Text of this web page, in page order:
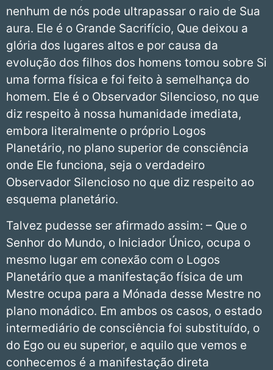
nenhum de nós pode ultrapassar o raio de Sua
aura. Ele é o Grande Sacrifício, Que deixou a
glória dos lugares altos e por causa da
evolução dos filhos dos homens tomou sobre Si
uma forma física e foi feito à semelhança do
homem. Ele é o Observador Silencioso, no que
diz respeito à nossa humanidade imediata,
embora literalmente o próprio Logos
Planetário, no plano superior de consciência
onde Ele funciona, seja o verdadeiro
Observador Silencioso no que diz respeito ao
esquema planetário.
Talvez pudesse ser afirmado assim: – Que o
Senhor do Mundo, o Iniciador Único, ocupa o
mesmo lugar em conexão com o Logos
Planetário que a manifestação física de um
Mestre ocupa para a Mónada desse Mestre no
plano monádico. Em ambos os casos, o estado
intermediário de consciência foi substituído, o
do Ego ou eu superior, e aquilo que vemos e
conhecemos é a manifestação direta